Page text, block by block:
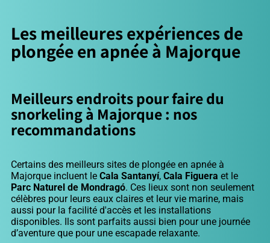
Les meilleures expériences de
plongée en apnée à Majorque
Meilleurs endroits pour faire du
snorkeling à Majorque : nos
recommandations
Certains des meilleurs sites de plongée en apnée à
Majorque incluent le Cala Santanyí, Cala Figuera et le
Parc Naturel de Mondragó. Ces lieux sont non seulement
célèbres pour leurs eaux claires et leur vie marine, mais
aussi pour la facilité d'accès et les installations
disponibles. Ils sont parfaits aussi bien pour une journée
d’aventure que pour une escapade relaxante.